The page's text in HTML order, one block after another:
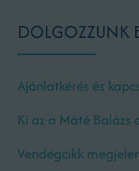
DOLGOZZUNK
Ajánlatkérés és
Ki az a Máté
Vendégcikk